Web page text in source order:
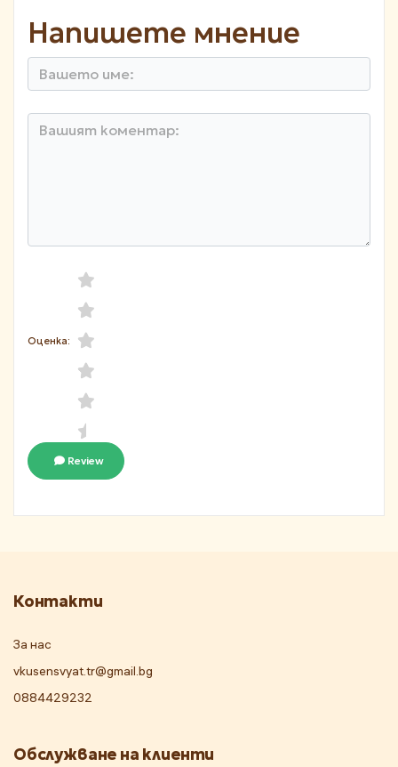
Напишете мнение
Оценка:
Review
Контакти
За нас
vkusensvyat.tr@gmail.bg
0884429232
Обслужване на клиенти